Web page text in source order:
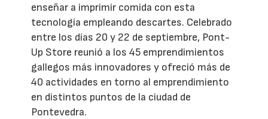
enseñar a imprimir comida con esta
tecnología empleando descartes. Celebrado
entre los días 20 y 22 de septiembre, Pont-
Up Store reunió a los 45 emprendimientos
gallegos más innovadores y ofreció más de
40 actividades en torno al emprendimiento
en distintos puntos de la ciudad de
Pontevedra.